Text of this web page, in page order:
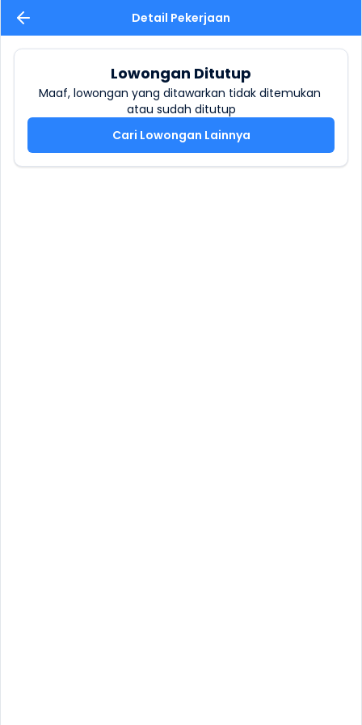
Detail Pekerjaan
Lowongan Ditutup
Maaf, lowongan yang ditawarkan tidak ditemukan
atau sudah ditutup
Cari Lowongan Lainnya